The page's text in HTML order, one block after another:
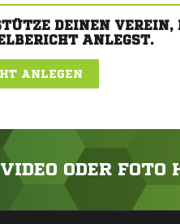
DEINEN
ANLEGST.
ANLEGEN
ODER FOTO